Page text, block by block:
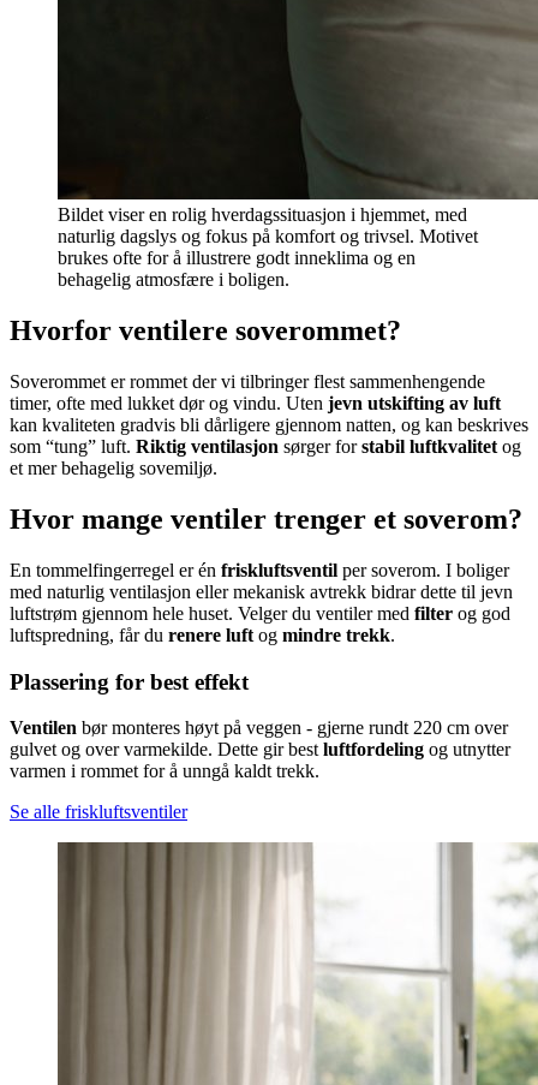
Bildet viser en rolig hverdagssituasjon i hjemmet, med
naturlig dagslys og fokus på komfort og trivsel. Motivet
brukes ofte for å illustrere godt inneklima og en
behagelig atmosfære i boligen.
Hvorfor ventilere soverommet?
Soverommet er rommet der vi tilbringer flest sammenhengende
timer, ofte med lukket dør og vindu. Uten jevn utskifting av luft
kan kvaliteten gradvis bli dårligere gjennom natten, og kan beskrives
som “tung” luft. Riktig ventilasjon sørger forstabil luftkvalitet og
et mer behagelig sovemiljø.
Hvor mange ventiler trenger et soverom?
En tommelfingerregel er én friskluftsventil per soverom. I boliger
med naturlig ventilasjon eller mekanisk avtrekk bidrar dette til jevn
luftstrøm gjennom hele huset. Velger du ventiler med filter og god
luftspredning, får du renere luft og mindre trekk.
Plassering for best effekt
Ventilen bør monteres høyt på veggen - gjerne rundt 220 cm over
gulvet og over varmekilde. Dette gir best luftfordeling og utnytter
varmen i rommet for å unngå kaldt trekk.
Se alle friskluftsventiler